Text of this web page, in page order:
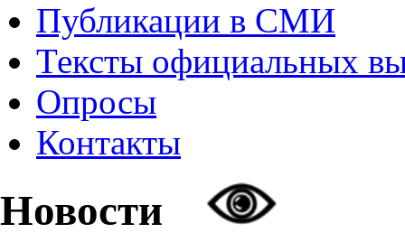
Публикации в СМИ
Тексты официальных
Опросы
Контакты
Новости